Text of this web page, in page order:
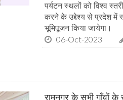
पर्यटन स्थलों को विश्व
करने के उद्देश्य से प्रदेश में
भूमिपूजन किया जायेगा।
06-Oct-2023
रामनगर के सभी गाँवों